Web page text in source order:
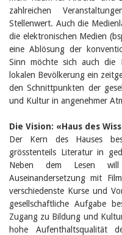
Birgit Libiszewski
Ursula Strahm
Sandra Dettwyler
Javier Lopez
Céline Graf
Felicitas Isler
Andrea Grichting
Therese von Weissenfluh
Manuela Nyffeler-Lanker
Alle Autoren
Archiv
Juli 2026
Juni 2026
März 2026
Dezember 2025
November 2025
September 2025
zahlreichen
Stellenwert. Auch die
die elektronischen Medien
eine Ablösung der
Sinn möchte sich auch die
lokalen Bevölkerung ein
den Schnittpunkten der
und Kultur in angenehmer
Die Vision: «Haus des
Der Kern des Hauses
grösstenteils Literatur in
Neben dem Lesen
Auseinandersetzung mit
verschiedenste Kurse und
gesellschaftliche Aufgabe
Zugang zu Bildung und
hohe Aufenthaltsqualität